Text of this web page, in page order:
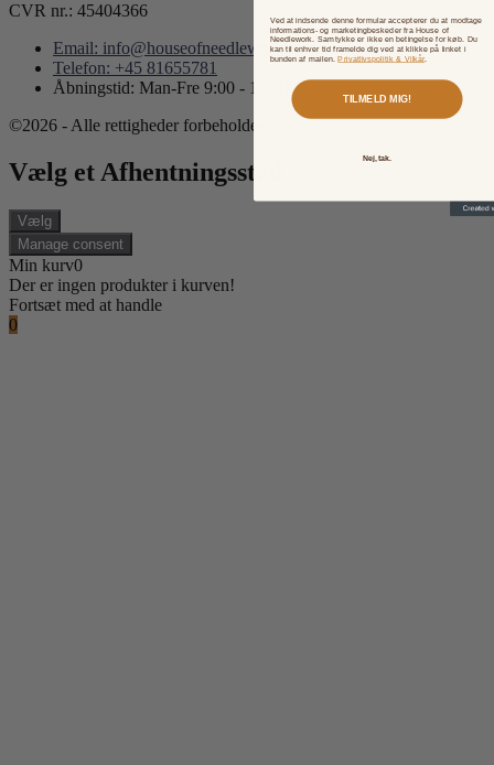
CVR nr.: 45404366
Email: info@houseofneedlework.com
Telefon: +45 81655781
Åbningstid: Man-Fre 9:00 - 15:00
©2026 - Alle rettigheder forbeholdes.
Vælg et Afhentningssted
Vælg
Manage consent
Min kurv0
Der er ingen produkter i kurven!
Fortsæt med at handle
0
Ved at indsende denne formular accepterer du at modtage
informations- og marketingbeskeder fra House of
Needlework. Samtykke er ikke en betingelse for køb. Du
kan til enhver tid framelde dig ved at klikke på linket i
bunden af mailen.Privatlivspolitik & Vilkår.
TILMELD MIG!
Nej, tak.